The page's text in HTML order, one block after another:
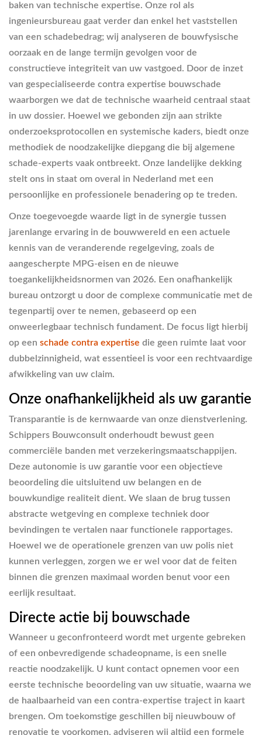
baken van technische expertise. Onze rol als
ingenieursbureau gaat verder dan enkel het vaststellen
van een schadebedrag; wij analyseren de bouwfysische
oorzaak en de lange termijn gevolgen voor de
constructieve integriteit van uw vastgoed. Door de inzet
van gespecialiseerde contra expertise bouwschade
waarborgen we dat de technische waarheid centraal staat
in uw dossier. Hoewel we gebonden zijn aan strikte
onderzoeksprotocollen en systemische kaders, biedt onze
methodiek de noodzakelijke diepgang die bij algemene
schade-experts vaak ontbreekt. Onze landelijke dekking
stelt ons in staat om overal in Nederland met een
persoonlijke en professionele benadering op te treden.
Onze toegevoegde waarde ligt in de synergie tussen
jarenlange ervaring in de bouwwereld en een actuele
kennis van de veranderende regelgeving, zoals de
aangescherpte MPG-eisen en de nieuwe
toegankelijkheidsnormen van 2026. Een onafhankelijk
bureau ontzorgt u door de complexe communicatie met de
tegenpartij over te nemen, gebaseerd op een
onweerlegbaar technisch fundament. De focus ligt hierbij
op een schade contra expertise die geen ruimte laat voor
dubbelzinnigheid, wat essentieel is voor een rechtvaardige
afwikkeling van uw claim.
Onze onafhankelijkheid als uw garantie
Transparantie is de kernwaarde van onze dienstverlening.
Schippers Bouwconsult onderhoudt bewust geen
commerciële banden met verzekeringsmaatschappijen.
Deze autonomie is uw garantie voor een objectieve
beoordeling die uitsluitend uw belangen en de
bouwkundige realiteit dient. We slaan de brug tussen
abstracte wetgeving en complexe techniek door
bevindingen te vertalen naar functionele rapportages.
Hoewel we de operationele grenzen van uw polis niet
kunnen verleggen, zorgen we er wel voor dat de feiten
binnen die grenzen maximaal worden benut voor een
eerlijk resultaat.
Directe actie bij bouwschade
Wanneer u geconfronteerd wordt met urgente gebreken
of een onbevredigende schadeopname, is een snelle
reactie noodzakelijk. U kunt contact opnemen voor een
eerste technische beoordeling van uw situatie, waarna we
de haalbaarheid van een contra-expertise traject in kaart
brengen. Om toekomstige geschillen bij nieuwbouw of
renovatie te voorkomen, adviseren wij altijd een formele